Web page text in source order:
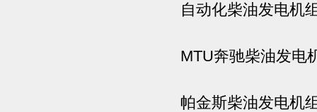
自动化柴油发电机
MTU奔驰柴油发电
帕金斯柴油发电机